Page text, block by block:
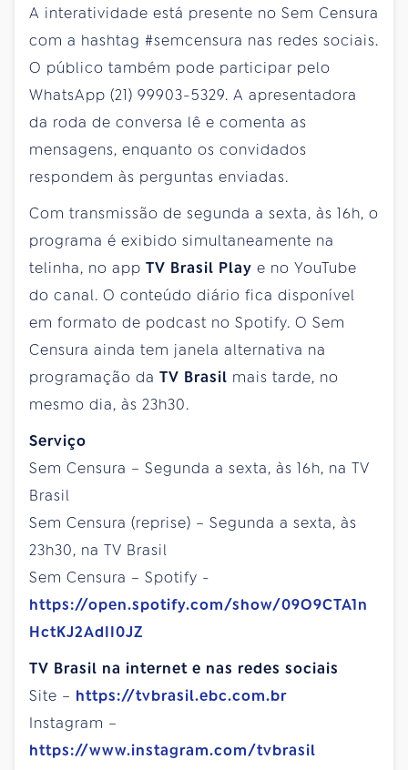
A interatividade está presente no Sem Censura
com a hashtag #semcensura nas redes sociais.
O público também pode participar pelo
WhatsApp (21) 99903-5329. A apresentadora
da roda de conversa lê e comenta as
mensagens, enquanto os convidados
respondem às perguntas enviadas.
Com transmissão de segunda a sexta, às 16h, o
programa é exibido simultaneamente na
telinha, no app TV Brasil Play e no YouTube
do canal. O conteúdo diário fica disponível
em formato de podcast no Spotify. O Sem
Censura ainda tem janela alternativa na
programação da TV Brasil mais tarde, no
mesmo dia, às 23h30.
Serviço
Sem Censura – Segunda a sexta, às 16h, na TV
Brasil
Sem Censura (reprise) – Segunda a sexta, às
23h30, na TV Brasil
Sem Censura – Spotify -
https://open.spotify.com/show/09O9CTA1n
HctKJ2AdII0JZ
TV Brasil na internet e nas redes sociais
Site – https://tvbrasil.ebc.com.br
Instagram –
https://www.instagram.com/tvbrasil